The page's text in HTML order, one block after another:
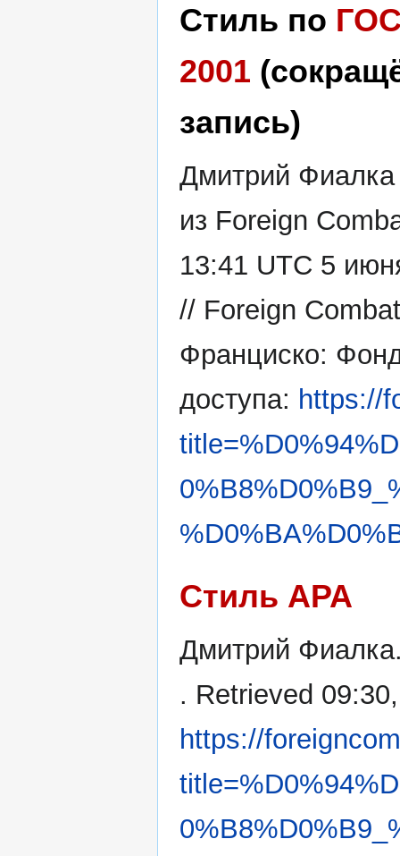
Стиль по
2001
запись)
Дмитрий
из Foreign
13:41 UTC 5
// Foreign
Франциско:
доступа: https://
Стиль APA
Дмитрий
. Retrieved
https://